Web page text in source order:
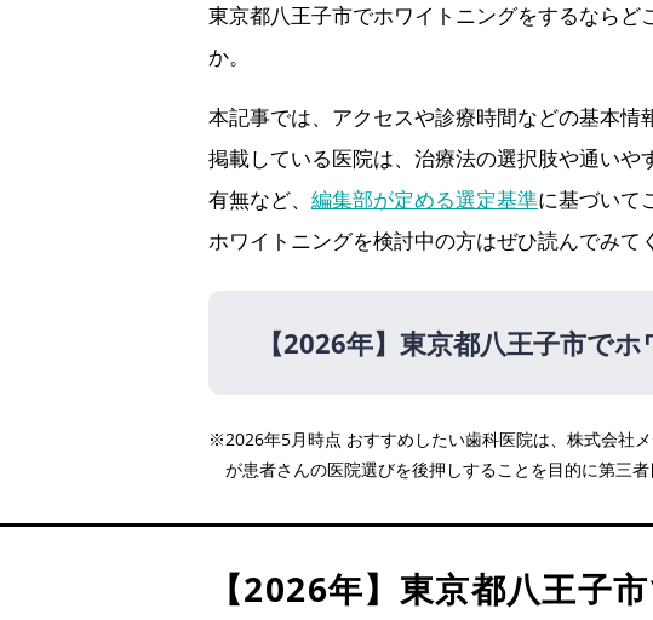
東京都八王子市でホワイトニングをするなら
か。
本記事では、アクセスや診療時間などの基本情
掲載している医院は、治療法の選択肢や通い
有無など、 編集部が定める選定基準に基づいて
ホワイトニングを検討中の方はぜひ読んでみて
【2026年】 東京都八王子市で
ななくに歯科（八王子みなみ野駅 車で
中川歯科医院（八王子駅 徒歩2分）
高倉町歯科クリニック 北八王子・豊田
デンタルオフィス心（八王子駅 徒歩1分
アイボリー歯科クリニック（八王子駅
※2026年5月時点 おすすめしたい歯科医院は、株式会社
が患者さんの医院選びを後押しすることを目的に第三者
【2026年】 東京都八王子